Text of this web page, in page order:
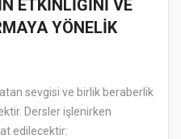
ETKİNLİĞİNİ VE
YÖNELİK
sevgisi ve birlik beraberlik
Dersler işlenirken
edilecektir: